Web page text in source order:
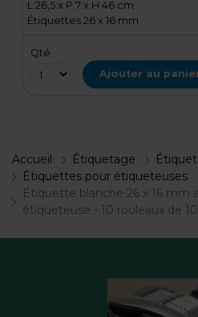
L 26,5 x P 7 x H 46 cm
Étiquettes 26 x 16 mm
Qté
Ajouter au
Accueil Étiquetage
Étiquettes pour étiqueteuses
Étiquette blanche 26 x 16 mm
étiqueteuse - 10 rouleaux de